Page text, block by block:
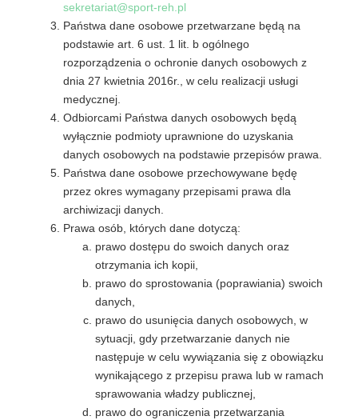
sekretariat@sport-reh.pl
Państwa dane osobowe przetwarzane będą na
podstawie art. 6 ust. 1 lit. b ogólnego
rozporządzenia o ochronie danych osobowych z
dnia 27 kwietnia 2016r., w celu realizacji usługi
medycznej.
Odbiorcami Państwa danych osobowych będą
wyłącznie podmioty uprawnione do uzyskania
danych osobowych na podstawie przepisów prawa.
Państwa dane osobowe przechowywane będę
przez okres wymagany przepisami prawa dla
archiwizacji danych.
Prawa osób, których dane dotyczą:
prawo dostępu do swoich danych oraz
otrzymania ich kopii,
prawo do sprostowania (poprawiania) swoich
danych,
prawo do usunięcia danych osobowych, w
sytuacji, gdy przetwarzanie danych nie
następuje w celu wywiązania się z obowiązku
wynikającego z przepisu prawa lub w ramach
sprawowania władzy publicznej,
prawo do ograniczenia przetwarzania